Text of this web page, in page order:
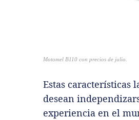
Motomel B110 con precios de julio.
Estas características
desean
experiencia en el